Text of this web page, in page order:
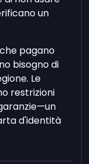
un
pagano
bisogno di
Le
restrizioni
d'identità